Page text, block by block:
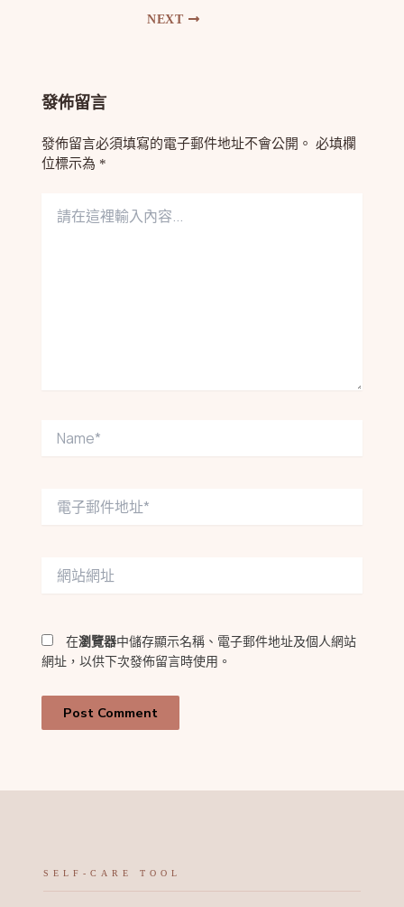
NEXT
發佈留言
發佈留言必須填寫的電子郵件地址不會公開。 必填欄
位標示為 *
在瀏覽器中儲存顯示名稱、電子郵件地址及個人網站
網址，以供下次發佈留言時使用。
SELF-CARE TOOL